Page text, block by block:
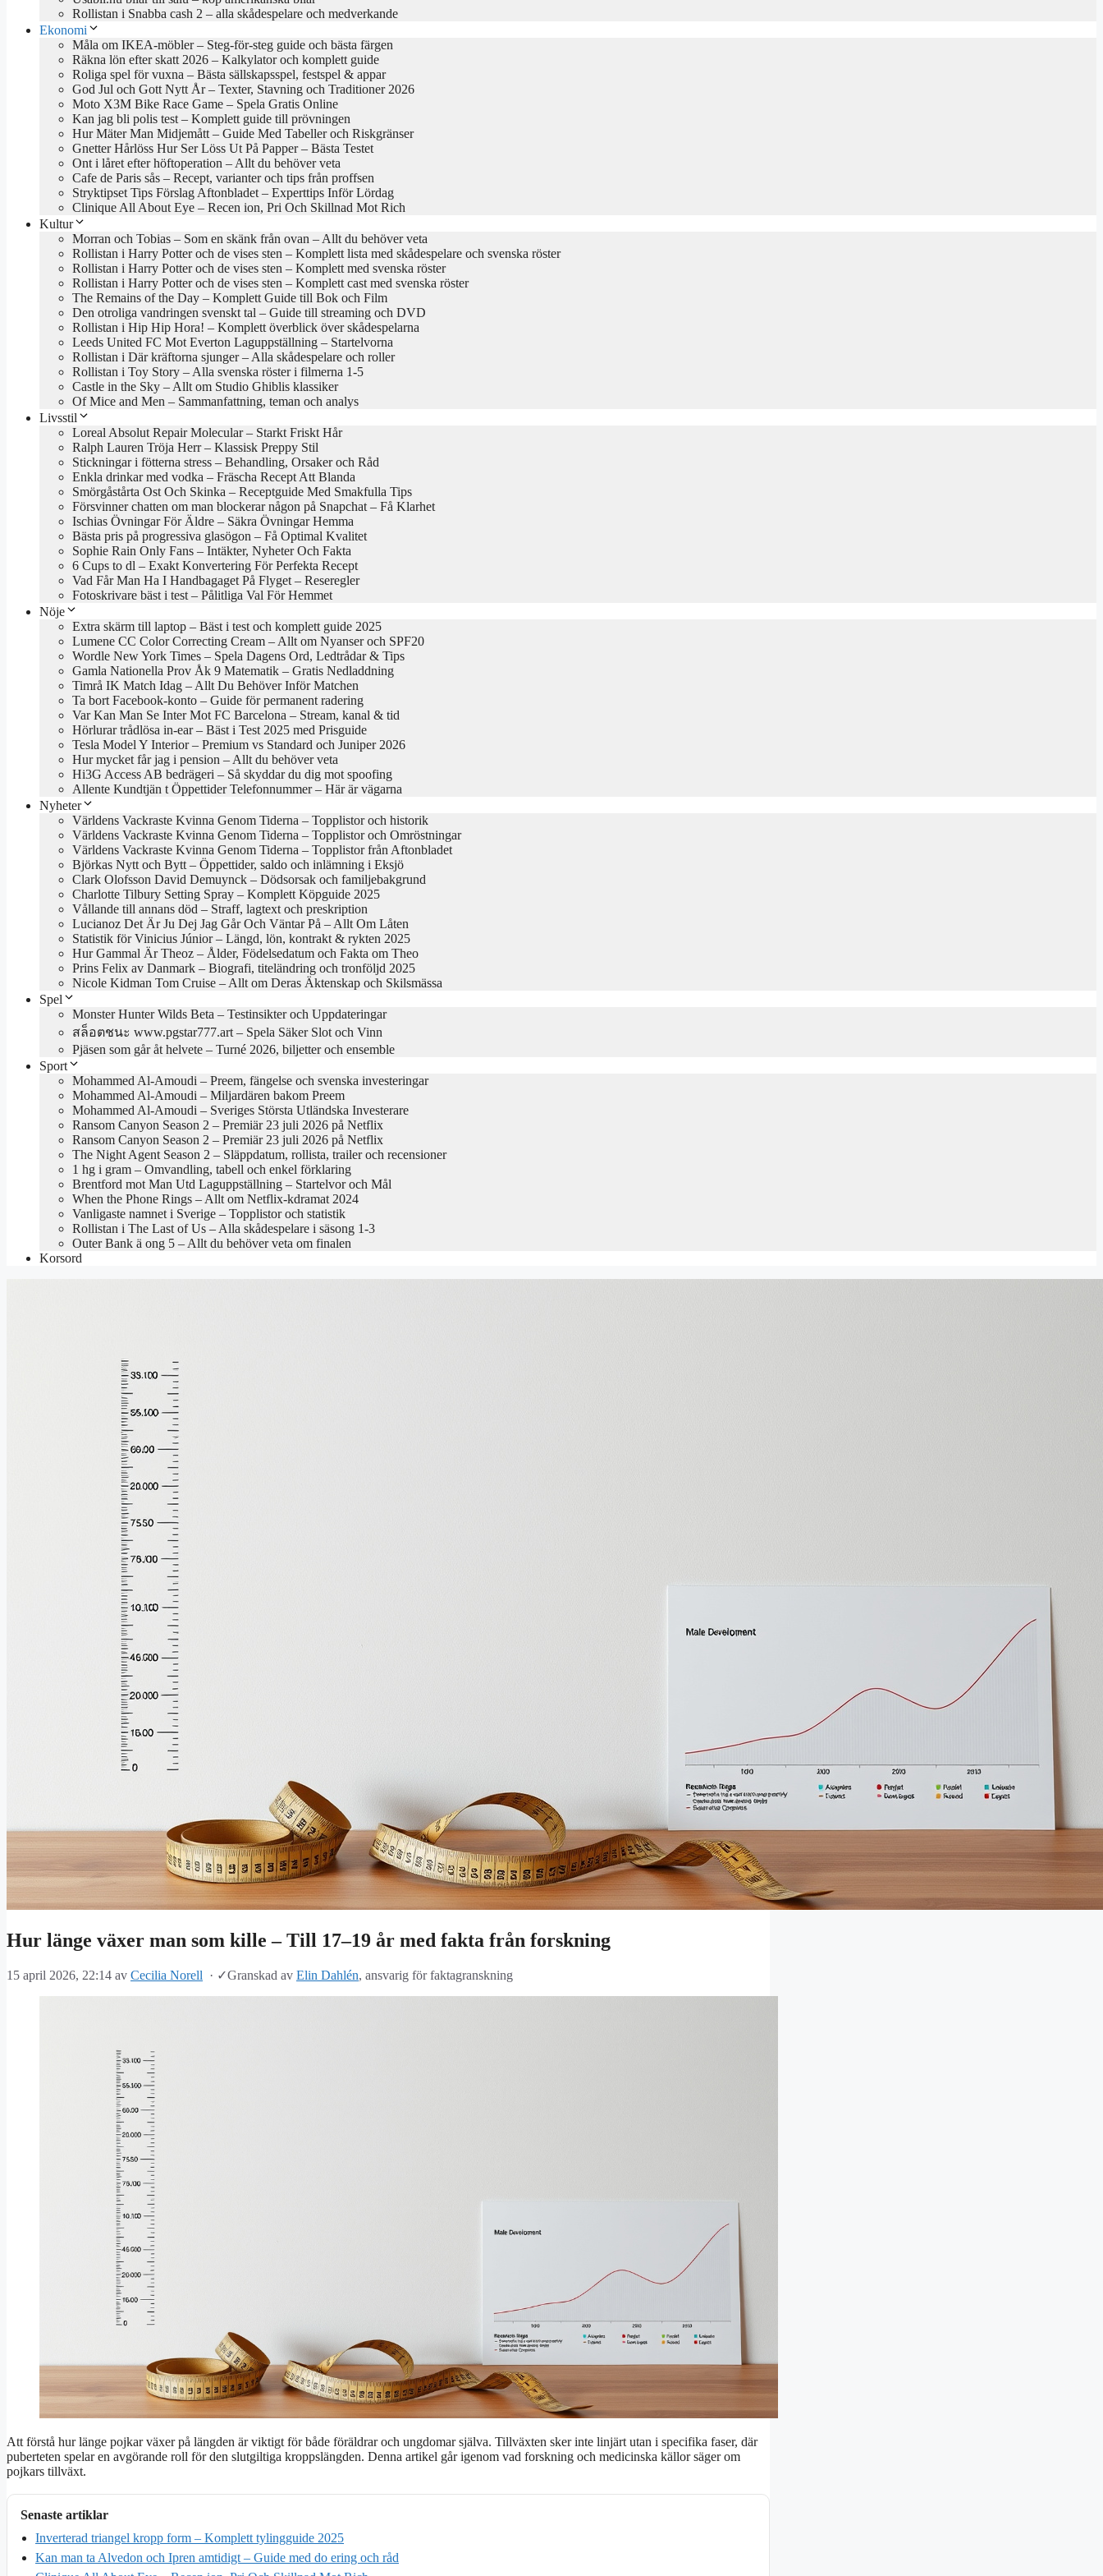
Rollistan i Snabba cash 2 – alla skådespelare och medverkande
Ekonomi
Måla om IKEA-möbler – Steg-för-steg guide och bästa färgen
Räkna lön efter skatt 2026 – Kalkylator och komplett guide
Roliga spel för vuxna – Bästa sällskapsspel, festspel & appar
God Jul och Gott Nytt År – Texter, Stavning och Traditioner 2026
Moto X3M Bike Race Game – Spela Gratis Online
Kan jag bli polis test – Komplett guide till prövningen
Hur Mäter Man Midjemått – Guide Med Tabeller och Riskgränser
Gnetter Hårlöss Hur Ser Löss Ut På Papper – Bästa Testet
Ont i låret efter höftoperation – Allt du behöver veta
Cafe de Paris sås – Recept, varianter och tips från proffsen
Stryktipset Tips Förslag Aftonbladet – Experttips Inför Lördag
Clinique All About Eye – Recen ion, Pri Och Skillnad Mot Rich
Kultur
Morran och Tobias – Som en skänk från ovan – Allt du behöver veta
Rollistan i Harry Potter och de vises sten – Komplett lista med skådespelare och svenska röster
Rollistan i Harry Potter och de vises sten – Komplett med svenska röster
Rollistan i Harry Potter och de vises sten – Komplett cast med svenska röster
The Remains of the Day – Komplett Guide till Bok och Film
Den otroliga vandringen svenskt tal – Guide till streaming och DVD
Rollistan i Hip Hip Hora! – Komplett överblick över skådespelarna
Leeds United FC Mot Everton Laguppställning – Startelvorna
Rollistan i Där kräftorna sjunger – Alla skådespelare och roller
Rollistan i Toy Story – Alla svenska röster i filmerna 1-5
Castle in the Sky – Allt om Studio Ghiblis klassiker
Of Mice and Men – Sammanfattning, teman och analys
Livsstil
Loreal Absolut Repair Molecular – Starkt Friskt Hår
Ralph Lauren Tröja Herr – Klassisk Preppy Stil
Stickningar i fötterna stress – Behandling, Orsaker och Råd
Enkla drinkar med vodka – Fräscha Recept Att Blanda
Smörgåstårta Ost Och Skinka – Receptguide Med Smakfulla Tips
Försvinner chatten om man blockerar någon på Snapchat – Få Klarhet
Ischias Övningar För Äldre – Säkra Övningar Hemma
Bästa pris på progressiva glasögon – Få Optimal Kvalitet
Sophie Rain Only Fans – Intäkter, Nyheter Och Fakta
6 Cups to dl – Exakt Konvertering För Perfekta Recept
Vad Får Man Ha I Handbagaget På Flyget – Reseregler
Fotoskrivare bäst i test – Pålitliga Val För Hemmet
Nöje
Extra skärm till laptop – Bäst i test och komplett guide 2025
Lumene CC Color Correcting Cream – Allt om Nyanser och SPF20
Wordle New York Times – Spela Dagens Ord, Ledtrådar & Tips
Gamla Nationella Prov Åk 9 Matematik – Gratis Nedladdning
Timrå IK Match Idag – Allt Du Behöver Inför Matchen
Ta bort Facebook-konto – Guide för permanent radering
Var Kan Man Se Inter Mot FC Barcelona – Stream, kanal & tid
Hörlurar trådlösa in-ear – Bäst i Test 2025 med Prisguide
Tesla Model Y Interior – Premium vs Standard och Juniper 2026
Hur mycket får jag i pension – Allt du behöver veta
Hi3G Access AB bedrägeri – Så skyddar du dig mot spoofing
Allente Kundtjän t Öppettider Telefonnummer – Här är vägarna
Nyheter
Världens Vackraste Kvinna Genom Tiderna – Topplistor och historik
Världens Vackraste Kvinna Genom Tiderna – Topplistor och Omröstningar
Världens Vackraste Kvinna Genom Tiderna – Topplistor från Aftonbladet
Björkas Nytt och Bytt – Öppettider, saldo och inlämning i Eksjö
Clark Olofsson David Demuynck – Dödsorsak och familjebakgrund
Charlotte Tilbury Setting Spray – Komplett Köpguide 2025
Vållande till annans död – Straff, lagtext och preskription
Lucianoz Det Är Ju Dej Jag Går Och Väntar På – Allt Om Låten
Statistik för Vinicius Júnior – Längd, lön, kontrakt & rykten 2025
Hur Gammal Är Theoz – Ålder, Födelsedatum och Fakta om Theo
Prins Felix av Danmark – Biografi, titeländring och tronföljd 2025
Nicole Kidman Tom Cruise – Allt om Deras Äktenskap och Skilsmässa
Spel
Monster Hunter Wilds Beta – Testinsikter och Uppdateringar
สล็อตชนะ www.pgstar777.art – Spela Säker Slot och Vinn
Pjäsen som går åt helvete – Turné 2026, biljetter och ensemble
Sport
Mohammed Al-Amoudi – Preem, fängelse och svenska investeringar
Mohammed Al-Amoudi – Miljardären bakom Preem
Mohammed Al-Amoudi – Sveriges Största Utländska Investerare
Ransom Canyon Season 2 – Premiär 23 juli 2026 på Netflix
Ransom Canyon Season 2 – Premiär 23 juli 2026 på Netflix
The Night Agent Season 2 – Släppdatum, rollista, trailer och recensioner
1 hg i gram – Omvandling, tabell och enkel förklaring
Brentford mot Man Utd Laguppställning – Startelvor och Mål
When the Phone Rings – Allt om Netflix-kdramat 2024
Vanligaste namnet i Sverige – Topplistor och statistik
Rollistan i The Last of Us – Alla skådespelare i säsong 1-3
Outer Bank ä ong 5 – Allt du behöver veta om finalen
Korsord
Hur länge växer man som kille – Till 17–19 år med fakta från forskning
15 april 2026, 22:14 av Cecilia Norell · ✓Granskad av Elin Dahlén, ansvarig för faktagranskning
Att förstå hur länge pojkar växer på längden är viktigt för både föräldrar och ungdomar själva. Tillväxten sker inte linjärt utan i specifika faser, där
puberteten spelar en avgörande roll för den slutgiltiga kroppslängden. Denna artikel går igenom vad forskning och medicinska källor säger om
pojkars tillväxt.
Senaste artiklar
Inverterad triangel kropp form – Komplett tylingguide 2025
Kan man ta Alvedon och Ipren amtidigt – Guide med do ering och råd